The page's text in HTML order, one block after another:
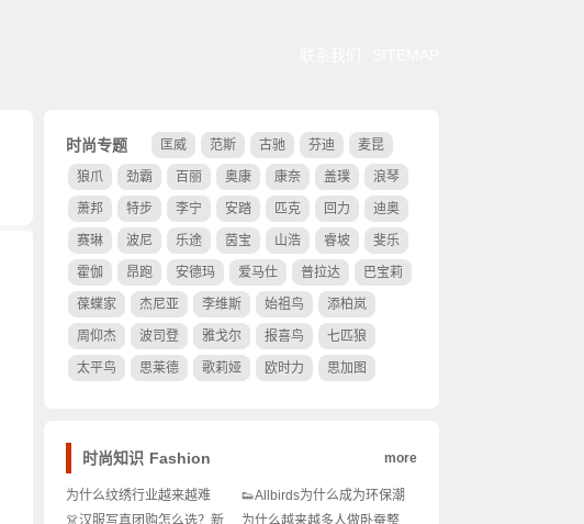
时尚专题 匡威 范斯 古驰 芬迪 麦昆
狼爪 劲霸 百丽 奥康 康奈 盖璞 浪琴
萧邦 特步 李宁 安踏 匹克 回力 迪奥
赛琳 波尼 乐途 茵宝 山浩 睿坡 斐乐
霍伽 昂跑 安德玛 爱马仕 普拉达 巴宝莉
葆蝶家 杰尼亚 李维斯 始祖鸟 添柏岚
周仰杰 波司登 雅戈尔 报喜鸟 七匹狼
太平鸟 思莱德 歌莉娅 欧时力 思加图
时尚知识 Fashion more
为什么纹绣行业越来越难
做？新手入行到底要注意什
👟Allbirds为什么成为环保潮
人新宠？可持续穿搭怎么
👗汉服写真团购怎么选？新
为什么越来越多人做卧蚕整